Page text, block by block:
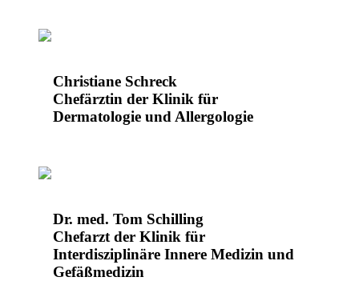
Christiane Schreck
Chefärztin der Klinik für
Dermatologie und Allergologie
Dr. med. Tom Schilling
Chefarzt der Klinik für
Interdisziplinäre Innere Medizin und
Gefäßmedizin